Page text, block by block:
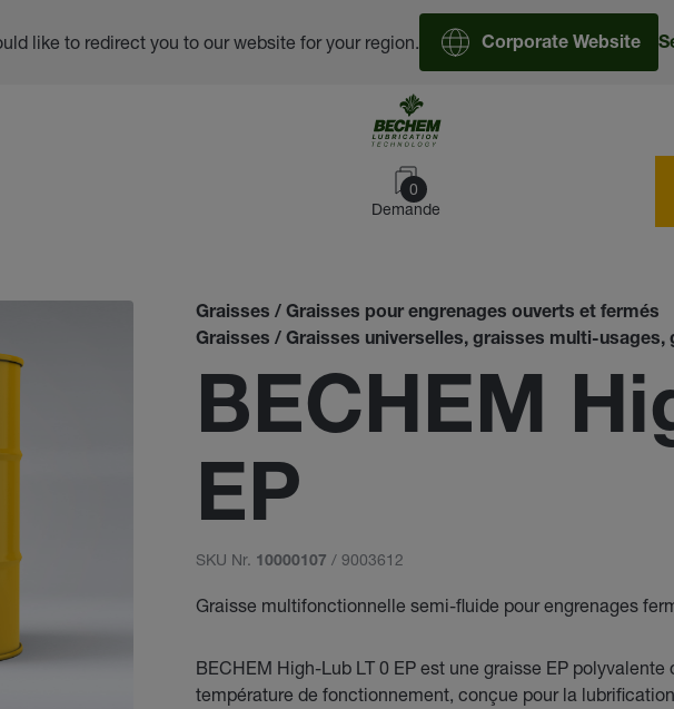
0
Demande
like to redirect you to our website for your region. Corporate Website
Graisses / Graisses pour engrenages ouverts et fermés
Graisses / Graisses universelles, graisses multi-usages,
BECHEM
EP
SKU Nr. 10000107 / 9003612
Graisse multifonctionnelle semi-fluide pour engrenages
BECHEM High-Lub LT 0 EP est une graisse EP
température de fonctionnement, conçue pour la